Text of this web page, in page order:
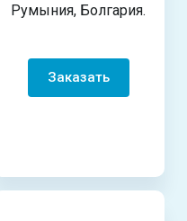
Румыния, Болгария.
Заказать